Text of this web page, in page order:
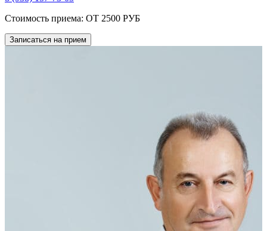
Стоимость приема: ОТ 2500 РУБ
Записаться на прием